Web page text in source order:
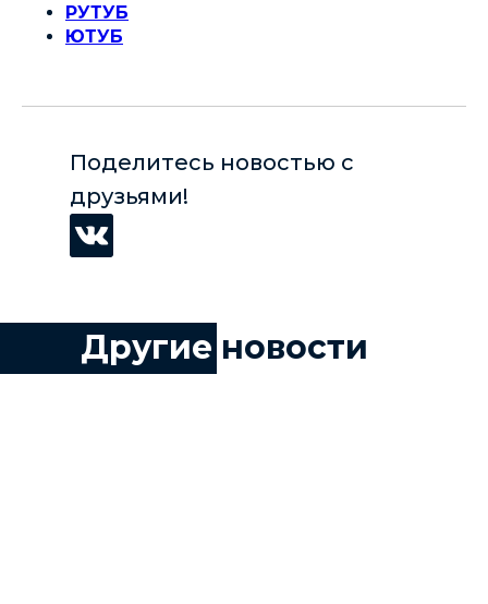
РУТУБ
ЮТУБ
Поделитесь новостью с
друзьями!
Другие новости